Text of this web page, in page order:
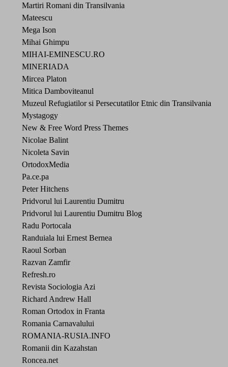
Martiri Romani din Transilvania
Mateescu
Mega Ison
Mihai Ghimpu
MIHAI-EMINESCU.RO
MINERIADA
Mircea Platon
Mitica Damboviteanul
Muzeul Refugiatilor si Persecutatilor Etnic din Transilvania
Mystagogy
New & Free Word Press Themes
Nicolae Balint
Nicoleta Savin
OrtodoxMedia
Pa.ce.pa
Peter Hitchens
Pridvorul lui Laurentiu Dumitru
Pridvorul lui Laurentiu Dumitru Blog
Radu Portocala
Randuiala lui Ernest Bernea
Raoul Sorban
Razvan Zamfir
Refresh.ro
Revista Sociologia Azi
Richard Andrew Hall
Roman Ortodox in Franta
Romania Carnavalului
ROMANIA-RUSIA.INFO
Romanii din Kazahstan
Roncea.net